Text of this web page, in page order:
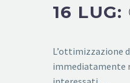
16 LUG:
L’ottimizzazione
immediatamente